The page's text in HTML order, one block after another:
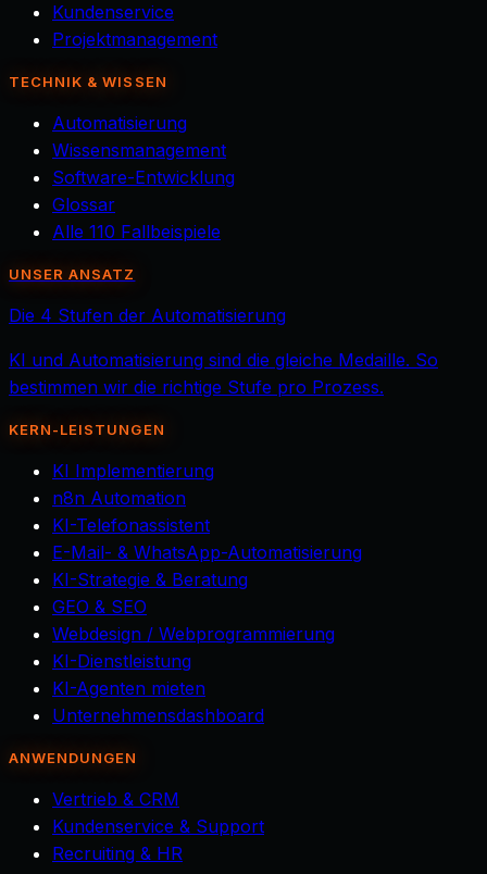
Kundenservice
Projektmanagement
TECHNIK & WISSEN
Automatisierung
Wissensmanagement
Software-Entwicklung
Glossar
Alle 110 Fallbeispiele
UNSER ANSATZ
Die 4 Stufen der Automatisierung
KI und Automatisierung sind die gleiche Medaille. So
bestimmen wir die richtige Stufe pro Prozess.
KERN-LEISTUNGEN
KI Implementierung
n8n Automation
KI-Telefonassistent
E-Mail- & WhatsApp-Automatisierung
KI-Strategie & Beratung
GEO & SEO
Webdesign / Webprogrammierung
KI-Dienstleistung
KI-Agenten mieten
Unternehmensdashboard
ANWENDUNGEN
Vertrieb & CRM
Kundenservice & Support
Recruiting & HR